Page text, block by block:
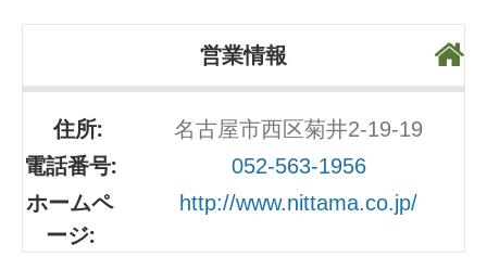
営業情報
住所: 名古屋市西区菊井2-19-19
電話番号: 052-563-1956
ホームペ
ージ:
http://www.nittama.co.jp/